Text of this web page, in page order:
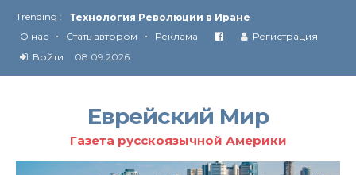
Trending :
Технология Революции в Иране
От Ирана до Ливана и Газы
О нас • Стать автором • Реклама
Регистрация
Войти
08.09.2026
Еврейский Мир
Газета русскоязычной Америки